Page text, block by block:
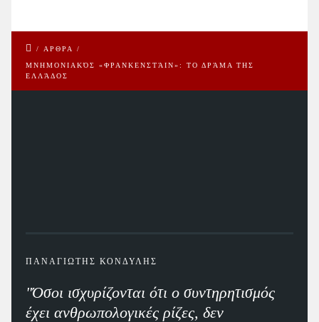
/ ΑΡΘΡΑ /
ΜΝΗΜΟΝΙΑΚΌΣ «ΦΡΑΝΚΕΝΣΤΆΙΝ»: ΤΟ ΔΡΆΜΑ ΤΗΣ
ΕΛΛΆΔΟΣ
ΠΑΝΑΓΙΩΤΗΣ ΚΟΝΔΥΛΗΣ
"Όσοι ισχυρίζονται ότι ο συντηρητισμός
έχει ανθρωπολογικές ρίζες, δεν